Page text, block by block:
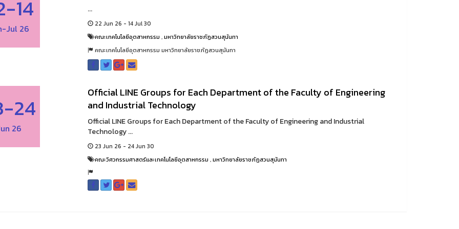
14
Jul 26
...
22 Jun 26 - 14 Jul 30
คณะเทคโนโลยีอุตสาหกรรม ,มหาวิทยาลัยราชภัฏสวนสุนันทา
คณะเทคโนโลยีอุตสาหกรรม มหาวิทยาลัยราชภัฏสวนสุนันทา
24
26
Official LINE Groups for Each Department of the Faculty of Engineering
and Industrial Technology
Official LINE Groups for Each Department of the Faculty of Engineering and Industrial
Technology ...
23 Jun 26 - 24 Jun 30
คณะวิศวกรรมศาสตร์และเทคโนโลยีอุตสาหกรรม ,มหาวิทยาลัยราชภัฏสวนสุนันทา